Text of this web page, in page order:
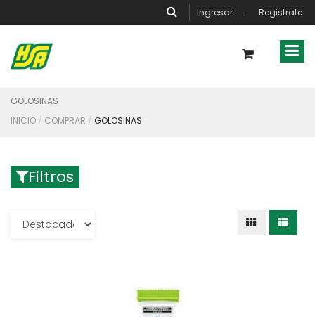
Ingresar - Registrate
GOLOSINAS
INICIO
COMPRAR GOLOSINAS
Filtros